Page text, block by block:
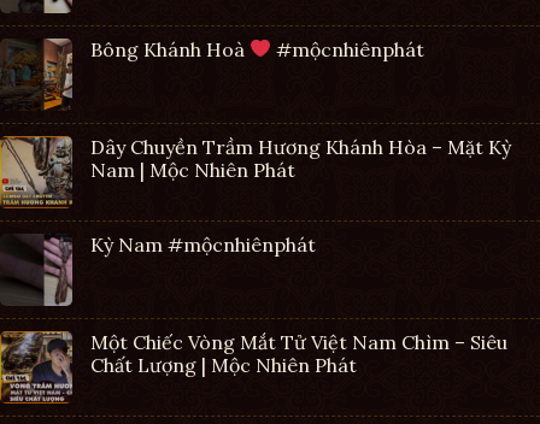
Bông Khánh Hoà #mộcnhiênphát
Dây Chuyền Trầm Hương Khánh Hòa – Mặt Kỳ
Nam | Mộc Nhiên Phát
Kỳ Nam #mộcnhiênphát
Một Chiếc Vòng Mắt Tử Việt Nam Chìm – Siêu
Chất Lượng | Mộc Nhiên Phát